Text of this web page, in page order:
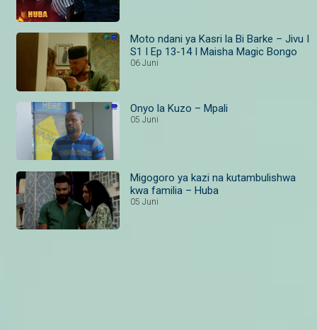
Moto ndani ya Kasri la Bi Barke – Jivu I
S1 I Ep 13-14 I Maisha Magic Bongo
06 Juni
Onyo la Kuzo – Mpali
05 Juni
Migogoro ya kazi na kutambulishwa
kwa familia – Huba
05 Juni